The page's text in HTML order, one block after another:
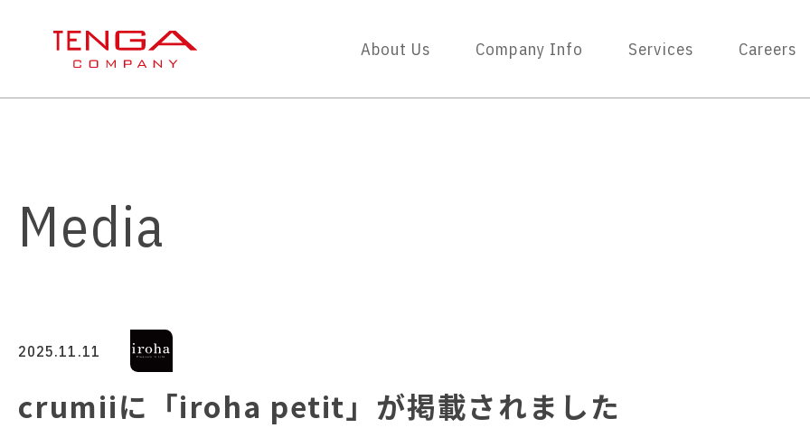
About Us Company Info Services Careers
Media
2025.11.11
crumiiに「iroha petit」が掲載されました